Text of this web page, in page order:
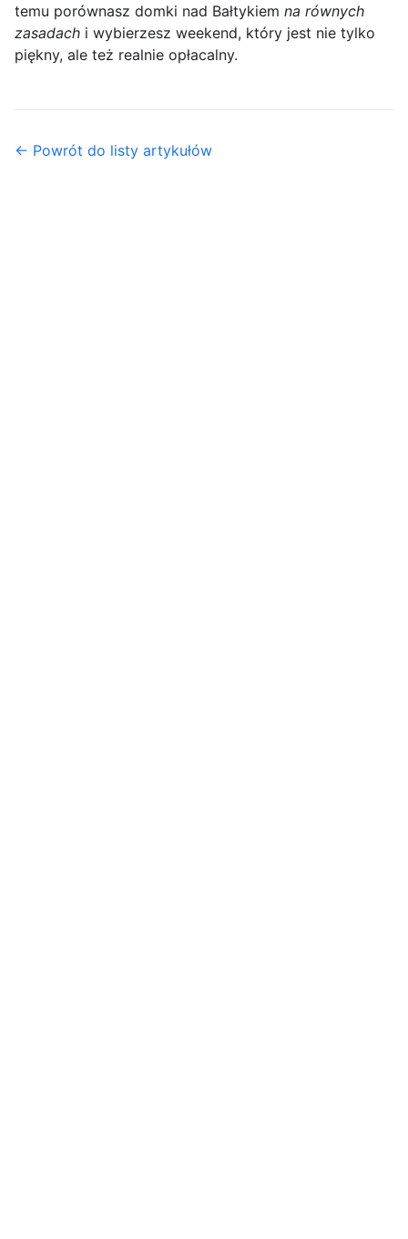
temu porównasz domki nad Bałtykiem na równych
zasadach i wybierzesz weekend, który jest nie tylko
piękny, ale też realnie opłacalny.
← Powrót do listy artykułów